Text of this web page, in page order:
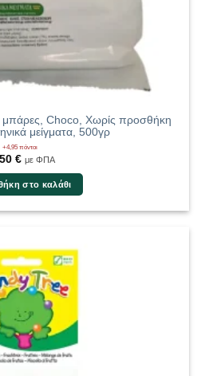
μπάρες, Choco, Χωρίς προσθήκη
μείγματα, 500γρ
+4,95 πόντοι
€ με ΦΠΑ
στο καλάθι